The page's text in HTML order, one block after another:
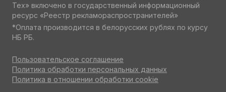
Тех» включено в государственный информационный
ресурс «Реестр рекламораспространителей»
*Оплата производится в белорусских рублях по курсу
НБ РБ.
Пользовательское соглашение
Политика обработки персональных данных
Политика в отношении обработки cookie